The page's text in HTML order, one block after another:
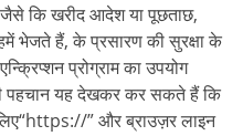
जैसे कि खरीद आदेश या पूछताछ,
भेजते हैं, के प्रसारण की सुरक्षा के
प्रोग्राम का उपयोग
पहचान यह देखकर कर सकते हैं कि
https://”और ब्राउज़र लाइन